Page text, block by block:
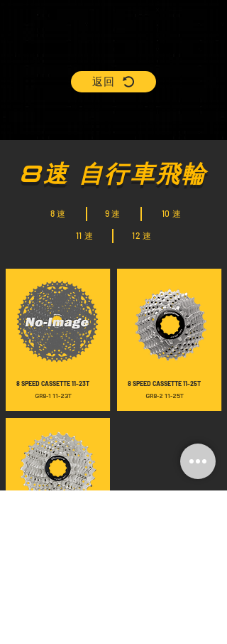
返回
8速 自行車飛輪
8 速 9 速 10 速
11 速 12 速
8 SPEED CASSETTE 11-23T
GR8-1 11-23T
8 SPEED CASSETTE 11-25T
GR8-2 11-25T